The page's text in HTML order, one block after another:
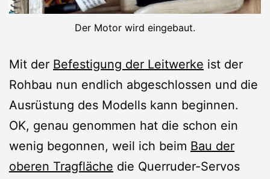
Der Motor wird eingebaut.
Mit der Befestigung der Leitwerke ist der
Rohbau nun endlich abgeschlossen und die
Ausrüstung des Modells kann beginnen.
OK, genau genommen hat die schon ein
wenig begonnen, weil ich beim Bau der
oberen Tragfläche die Querruder-Servos